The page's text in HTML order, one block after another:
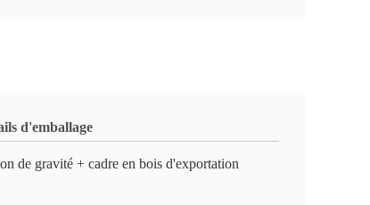
d'emballage
de gravité + cadre en bois d'exportation